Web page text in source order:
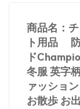
商品名：
ト用品 防
ド
冬服 英字
ァッショ
お散歩 お